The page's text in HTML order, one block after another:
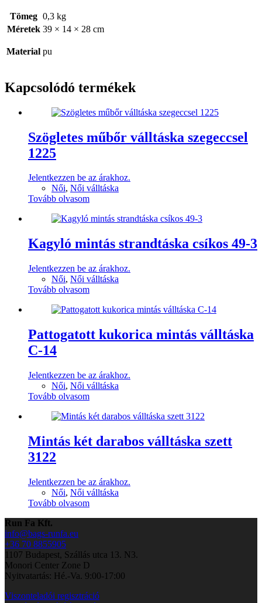
Tömeg 0,3 kg
Méretek 39 × 14 × 28 cm
Material pu
Kapcsolódó termékek
Szögletes műbőr válltáska szegeccsel
1225
Jelentkezzen be az árakhoz.
Női, Női válltáska
Tovább olvasom
Kagyló mintás strandtáska csíkos 49-3
Jelentkezzen be az árakhoz.
Női, Női válltáska
Tovább olvasom
Pattogatott kukorica mintás válltáska
C-14
Jelentkezzen be az árakhoz.
Női, Női válltáska
Tovább olvasom
Mintás két darabos válltáska szett
3122
Jelentkezzen be az árakhoz.
Női, Női válltáska
Tovább olvasom
Run Fa Kft.
info@bags-runfa.eu
+36 70 8855905
1107 Budapest, Szállás utca 13. N3.
Monori Center Zone D
Nyitvatartás: Hé.-Va. 9:00-17:00
Viszonteladói regisztráció